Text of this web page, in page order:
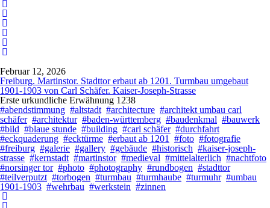
Februar 12, 2026
Freiburg. Martinstor. Stadttor erbaut ab 1201. Turmbau umgebaut
1901-1903 von Carl Schäfer. Kaiser-Joseph-Strasse
Erste urkundliche Erwähnung 1238
#abendstimmung #altstadt #architecture #architekt umbau carl
schäfer #architektur #baden-württemberg #baudenkmal #bauwerk
#bild #blaue stunde #building #carl schäfer #durchfahrt
#eckquaderung #ecktürme #erbaut ab 1201 #foto #fotografie
#freiburg #galerie #gallery #gebäude #historisch #kaiser-joseph-
strasse #kernstadt #martinstor #medieval #mittelalterlich #nachtfoto
#norsinger tor #photo #photography #rundbogen #stadttor
#teilverputzt #torbogen #turmbau #turmhaube #turmuhr #umbau
1901-1903 #wehrbau #werkstein #zinnen